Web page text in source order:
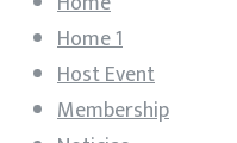
Home 1
Host Event
Membership